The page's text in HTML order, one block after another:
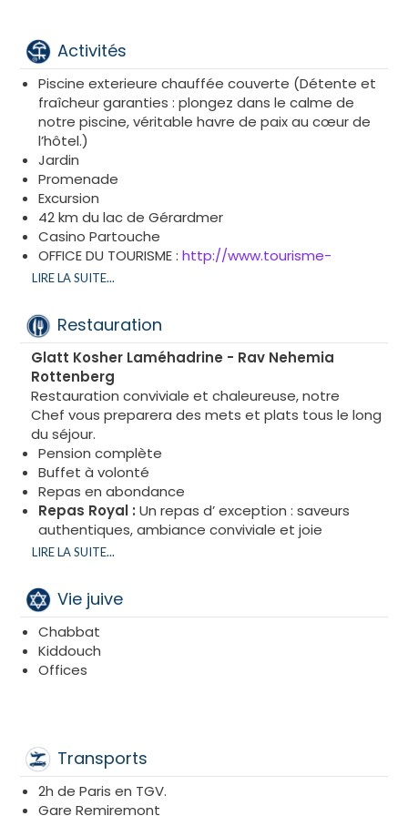
Activités
Piscine exterieure chauffée couverte (Détente et
fraîcheur garanties : plongez dans le calme de
notre piscine, véritable havre de paix au cœur de
l’hôtel.)
Jardin
Promenade
Excursion
42 km du lac de Gérardmer
Casino Partouche
OFFICE DU TOURISME : http://www.tourisme-
remiremont-plombieres.com
LIRE LA SUITE...
Restauration
Glatt Kosher Laméhadrine - Rav Nehemia
Rottenberg
Restauration conviviale et chaleureuse, notre
Chef vous preparera des mets et plats tous le long
du séjour.
Pension complète
Buffet à volonté
Repas en abondance
Repas Royal : Un repas d’ exception : saveurs
authentiques, ambiance conviviale et joie
partagée autour de la table !
d’exception pour Chavouot avec une cacheroute
Glatt Kasher Lamehadrin
contrôlé par le
Un voyage culinaire d’exception
Buffets riches et savoureux
Profitez d’une abondance de mets soigneusement
LIRE LA SUITE...
Vie juive
Chabbat
Kiddouch
Offices
Transports
2h de Paris en TGV.
Gare Remiremont